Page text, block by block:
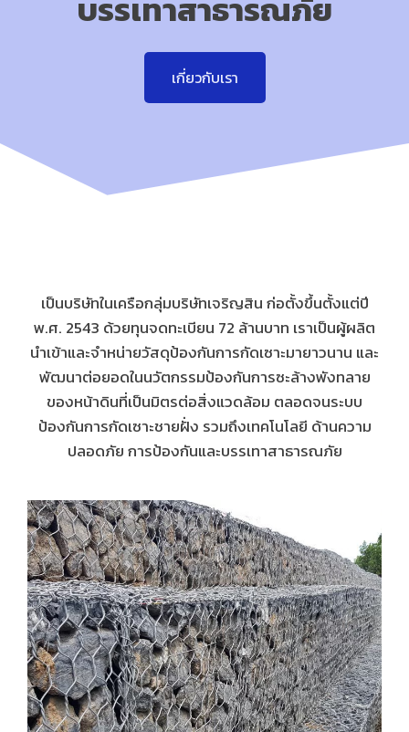
เกี่ยวกับเรา
เป็นบริษัทในเครือกลุ่มบริษัทเจริญสิน ก่อตั้งขึ้นตั้งแต่ปี
พ.ศ. 2543 ด้วยทุนจดทะเบียน 72 ล้านบาท เราเป็นผู้ผลิต
นำเข้าและจำหน่ายวัสดุป้องกันการกัดเซาะมายาวนาน และ
พัฒนาต่อยอดในนวัตกรรมป้องกันการซะล้างพังทลาย
ของหน้าดินที่เป็นมิตรต่อสิ่งแวดล้อม ตลอดจนระบบ
ป้องกันการกัดเซาะชายฝั่ง รวมถึงเทคโนโลยี ด้านความ
ปลอดภัย การป้องกันและบรรเทาสาธารณภัย